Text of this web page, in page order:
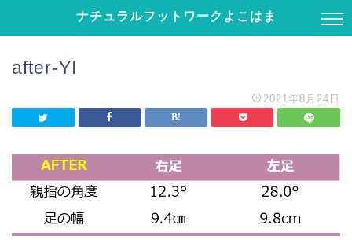
ナチュラルフットワークよこはま
after-YI
2021年8月24日